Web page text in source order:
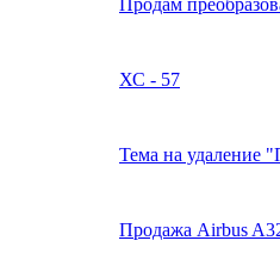
ХС - 57
Тема на удаление
Продажа Airbus